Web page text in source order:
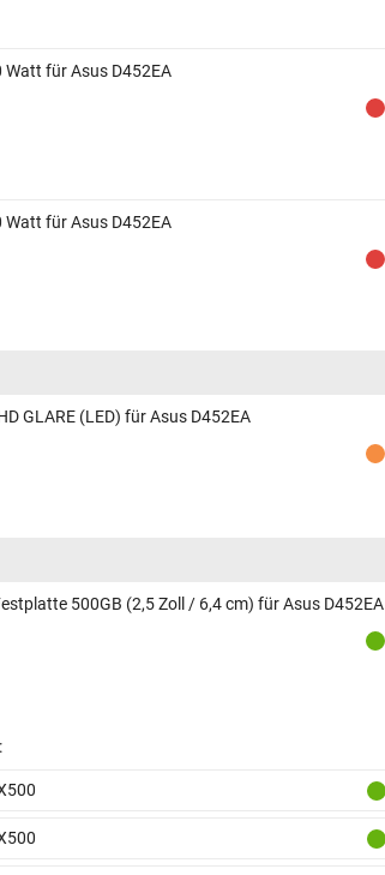
für Asus D452EA
für Asus D452EA
GLARE (LED) für Asus D452EA
500GB (2,5 Zoll / 6,4 cm) für Asus D452EA